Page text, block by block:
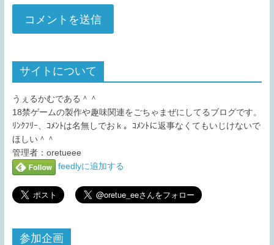
サイトについて
うぇるかむである＾＾
18禁ゲームの製作や趣味関連をごちゃまぜにしてるブログです。
ﾘﾝｸﾌﾘｰ、ｺﾒﾝﾄは名無しでおｋ。ｺﾒﾝﾄに返事なくてもいじけないで
ほしい＾＾
管理者：oretueee
feedlyに追加する
参加企画